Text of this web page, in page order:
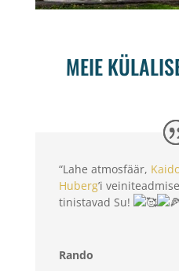
MEIE
“Lahe atmosfäär,
Huberg’i
tinistavad Su!
Rando